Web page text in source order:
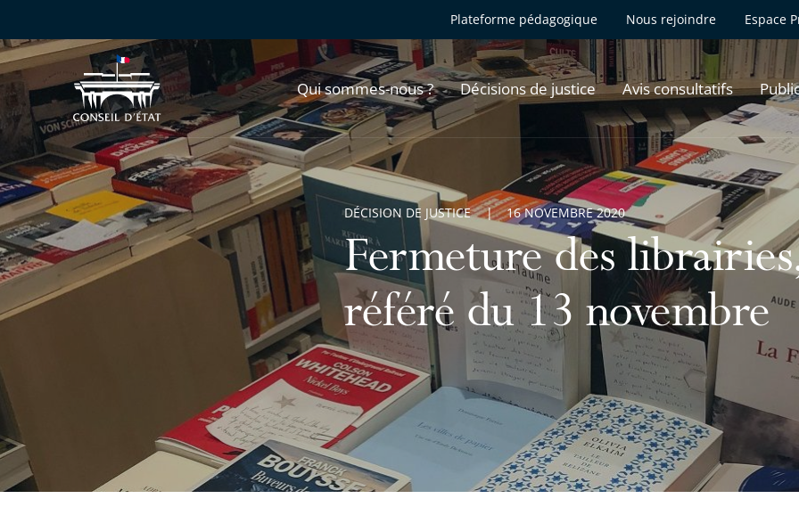
Plateforme pédagogique Nous rejoindre Espace
Qui sommes-nous ? Décisions de justice Avis consultatifs
Fermeture des
référé du 13 novembre
DÉCISION DE JUSTICE 16 NOVEMBRE 2020